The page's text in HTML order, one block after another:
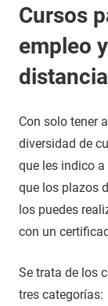
Cursos
empleo
Con solo tener
diversidad de
que les indico
que los plazos
los puedes
con un
Se trata de los
tres categorías: